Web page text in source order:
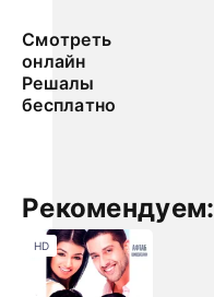
Смотреть
онлайн
Решалы
бесплатно
Рекомендуем:
HD